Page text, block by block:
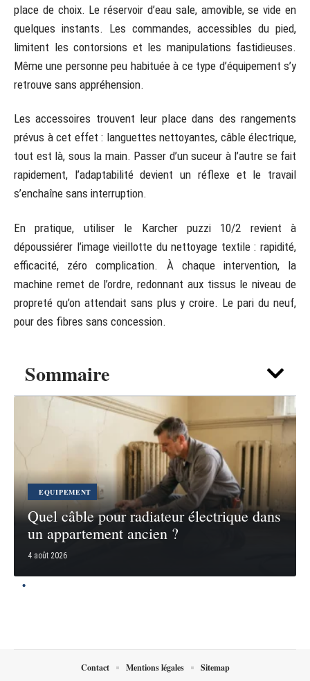
Sommaire
EQUIPEMENT
Quel câble pour radiateur électrique dans
un appartement ancien ?
4 août 2026
place de choix. Le réservoir d’eau sale, amovible, se vide en
quelques instants. Les commandes, accessibles du pied,
limitent les contorsions et les manipulations fastidieuses.
Même une personne peu habituée à ce type d’équipement s’y
retrouve sans appréhension.
Les accessoires trouvent leur place dans des rangements
prévus à cet effet : languettes nettoyantes, câble électrique,
tout est là, sous la main. Passer d’un suceur à l’autre se fait
rapidement, l’adaptabilité devient un réflexe et le travail
s’enchaîne sans interruption.
En pratique, utiliser le Karcher puzzi 10/2 revient à
dépoussiérer l’image vieillotte du nettoyage textile : rapidité,
efficacité, zéro complication. À chaque intervention, la
machine remet de l’ordre, redonnant aux tissus le niveau de
propreté qu’on attendait sans plus y croire. Le pari du neuf,
pour des fibres sans concession.
Contact Mentions légales Sitemap